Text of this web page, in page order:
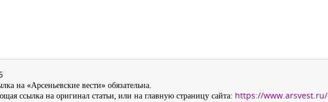
на «Арсеньевские вести» обязательна.
ссылка на оригинал статьи, или на главную страницу сайта: https://www.arsvest.ru/